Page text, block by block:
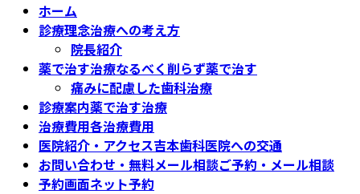
ホーム
診療理念治療への考え方
院長紹介
薬で治す治療なるべく削らず薬で治す
痛みに配慮した歯科治療
診療案内薬で治す治療
治療費用各治療費用
医院紹介・アクセス吉本歯科医院への交通
お問い合わせ・無料メール相談ご予約・メール相談
予約画面ネット予約